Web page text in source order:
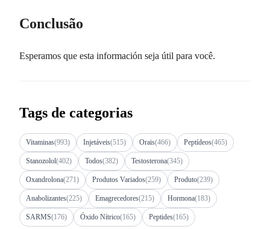
Conclusão
Esperamos que esta información seja útil para você.
Tags de categorias
Vitaminas(993) Injetáveis(515) Orais(466) Peptídeos(465)
Stanozolol(402) Todos(382) Testosterona(345)
Oxandrolona(271) Produtos Variados(259) Produto(239)
Anabolizantes(225) Emagrecedores(215) Hormona(183)
SARMS(176) Óxido Nítrico(165) Peptides(165)